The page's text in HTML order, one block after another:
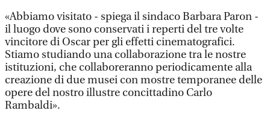
«Abbiamo visitato - spiega il sindaco Barbara Paron -
il luogo dove sono conservati i reperti del tre volte
vincitore di Oscar per gli effetti cinematografici.
Stiamo studiando una collaborazione tra le nostre
istituzioni, che collaboreranno periodicamente alla
creazione di due musei con mostre temporanee delle
opere del nostro illustre concittadino Carlo
Rambaldi».